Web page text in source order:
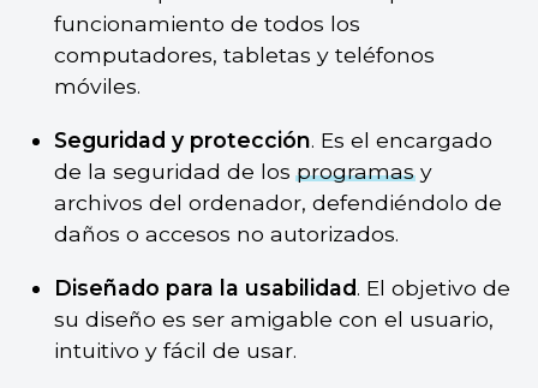
funcionamiento de todos los
computadores, tabletas y teléfonos
móviles.
Seguridad y protección. Es el encargado
de la seguridad de losprogramasy
archivos del ordenador, defendiéndolo de
daños o accesos no autorizados.
Diseñado para la usabilidad. El objetivo de
su diseño es ser amigable con el usuario,
intuitivo y fácil de usar.